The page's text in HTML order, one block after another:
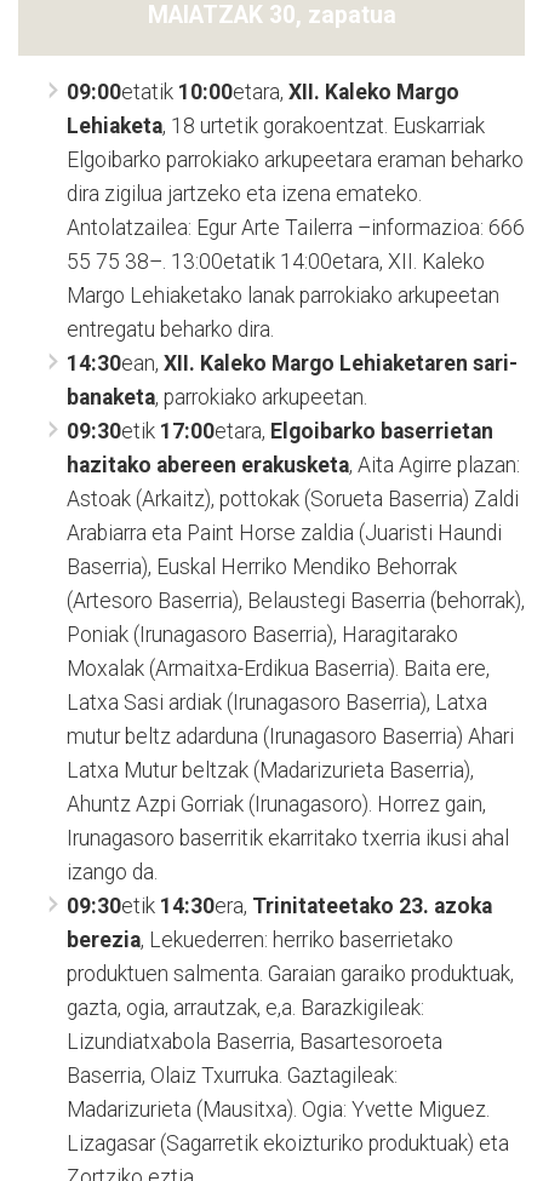
MAIATZAK 30, zapatua
09:00etatik 10:00etara, XII. Kaleko Margo
Lehiaketa, 18 urtetik gorakoentzat. Euskarriak
Elgoibarko parrokiako arkupeetara eraman beharko
dira zigilua jartzeko eta izena emateko.
Antolatzailea: Egur Arte Tailerra –informazioa: 666
55 75 38–. 13:00etatik 14:00etara, XII. Kaleko
Margo Lehiaketako lanak parrokiako arkupeetan
entregatu beharko dira.
14:30ean, XII. Kaleko Margo Lehiaketaren sari-
banaketa, parrokiako arkupeetan.
09:30etik 17:00etara, Elgoibarko baserrietan
hazitako abereen erakusketa, Aita Agirre plazan:
Astoak (Arkaitz), pottokak (Sorueta Baserria) Zaldi
Arabiarra eta Paint Horse zaldia (Juaristi Haundi
Baserria), Euskal Herriko Mendiko Behorrak
(Artesoro Baserria), Belaustegi Baserria (behorrak),
Poniak (Irunagasoro Baserria), Haragitarako
Moxalak (Armaitxa-Erdikua Baserria). Baita ere,
Latxa Sasi ardiak (Irunagasoro Baserria), Latxa
mutur beltz adarduna (Irunagasoro Baserria) Ahari
Latxa Mutur beltzak (Madarizurieta Baserria),
Ahuntz Azpi Gorriak (Irunagasoro). Horrez gain,
Irunagasoro baserritik ekarritako txerria ikusi ahal
izango da.
09:30etik 14:30era, Trinitateetako 23. azoka
berezia, Lekuederren: herriko baserrietako
produktuen salmenta. Garaian garaiko produktuak,
gazta, ogia, arrautzak, e,a. Barazkigileak:
Lizundiatxabola Baserria, Basartesoroeta
Baserria, Olaiz Txurruka. Gaztagileak:
Madarizurieta (Mausitxa). Ogia: Yvette Miguez.
Lizagasar (Sagarretik ekoizturiko produktuak) eta